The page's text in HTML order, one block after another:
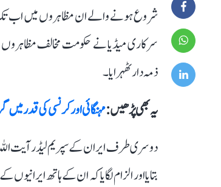
سرکاری میڈیا نے حکومت مخالف
ذمہ دار ٹھہرایا۔
یہ بھی پڑھیں :مہنگائی اورکرنسی کی قدر
دوسری طرف ایران کے سپریم لیڈر آیت